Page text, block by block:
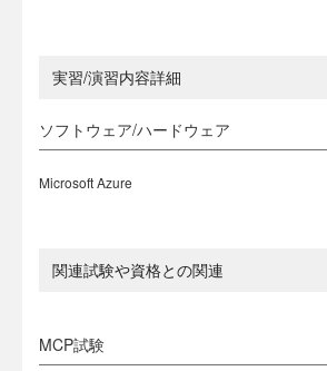
実習/演習内容詳細
ソフトウェア/ハードウェア
Microsoft Azure
関連試験や資格との関連
MCP試験